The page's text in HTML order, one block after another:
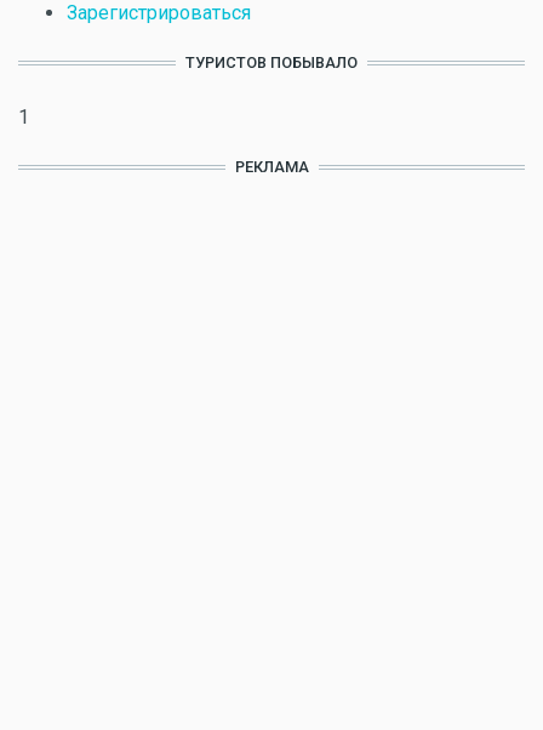
Зарегистрироваться
ТУРИСТОВ ПОБЫВАЛО
1
РЕКЛАМА